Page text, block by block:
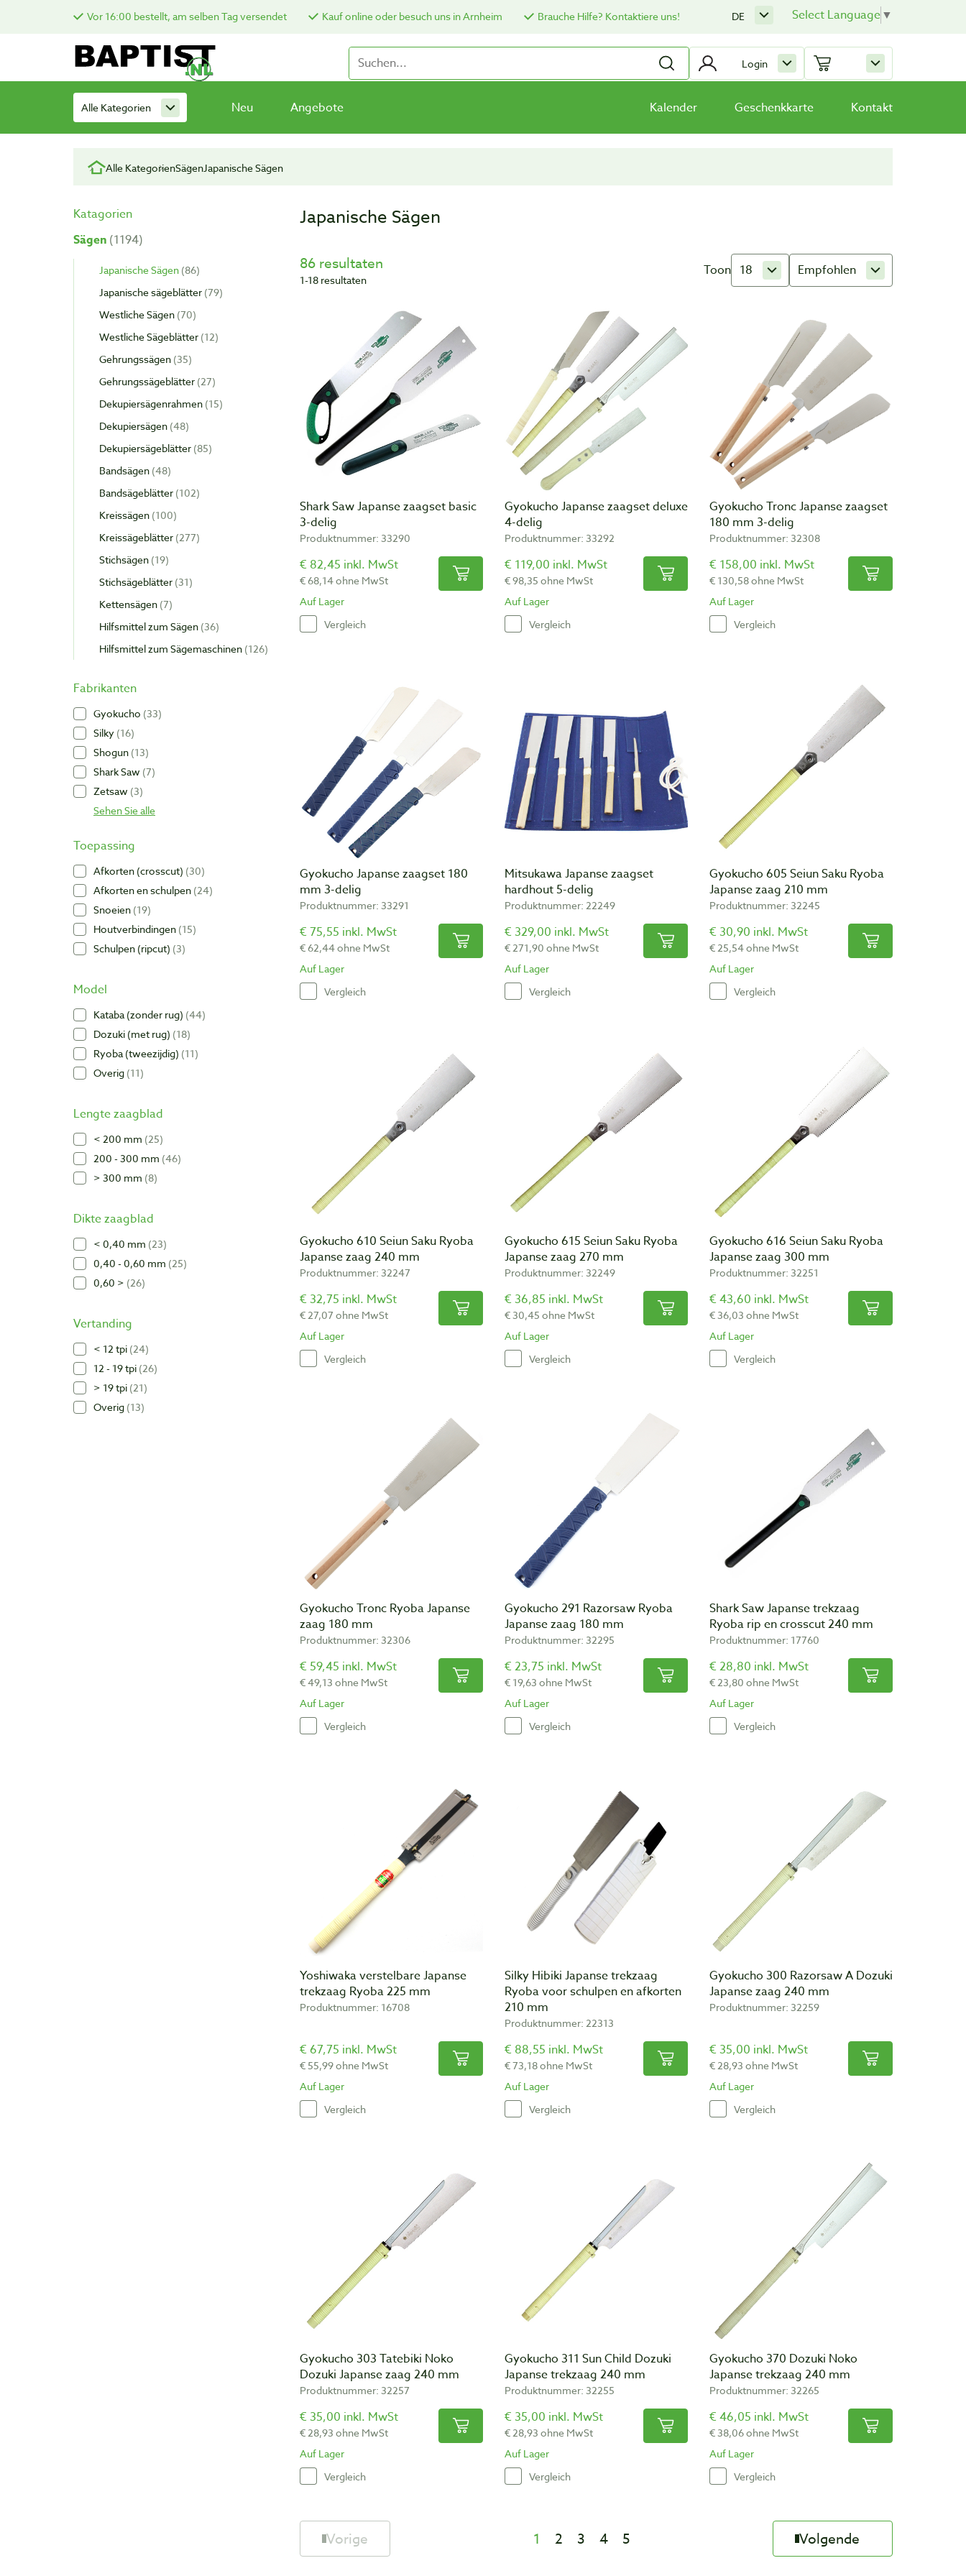
Vor 16:00 bestellt, am selben Tag versendet Kauf online oder besuch uns in Arnheim Brauche Hilfe? Kontaktiere uns! Select Language▼
DE
Login
Alle Kategorien Neu Angebote Kalender Geschenkkarte Kontakt
Alle KategorienSägenJapanische Sägen
Katagorien
Sägen 1194
Japanische Sägen 86
Japanische sägeblätter 79
Westliche Sägen 70
Westliche Sägeblätter 12
Gehrungssägen 35
Gehrungssägeblätter 27
Dekupiersägenrahmen 15
Dekupiersägen 48
Dekupiersägeblätter 85
Bandsägen 48
Bandsägeblätter 102
Kreissägen 100
Kreissägeblätter 277
Stichsägen 19
Stichsägeblätter 31
Kettensägen 7
Hilfsmittel zum Sägen 36
Hilfsmittel zum Sägemaschinen 126
Fabrikanten
Gyokucho 33
Silky 16
Shogun 13
Shark Saw 7
Zetsaw 3
Sehen Sie alle
Toepassing
Afkorten (crosscut) 30
Afkorten en schulpen 24
Snoeien 19
Houtverbindingen 15
Schulpen (ripcut) 3
Model
Kataba (zonder rug) 44
Dozuki (met rug) 18
Ryoba (tweezijdig) 11
Overig 11
Lengte zaagblad
< 200 mm 25
200 - 300 mm 46
> 300 mm 8
Dikte zaagblad
< 0,40 mm 23
0,40 - 0,60 mm 25
0,60 > 26
Vertanding
< 12 tpi 24
12 - 19 tpi 26
> 19 tpi 21
Overig 13
Japanische Sägen
86 resultaten
1-18 resultaten
Toon 18 Empfohlen
Shark Saw Japanse zaagset basic
3-delig
Produktnummer: 33290
€ 82,45 inkl. MwSt
€ 68,14 ohne MwSt
Auf Lager
Vergleich
Gyokucho Japanse zaagset deluxe
4-delig
Produktnummer: 33292
€ 119,00 inkl. MwSt
€ 98,35 ohne MwSt
Auf Lager
Vergleich
Gyokucho Tronc Japanse zaagset
180 mm 3-delig
Produktnummer: 32308
€ 158,00 inkl. MwSt
€ 130,58 ohne MwSt
Auf Lager
Vergleich
Gyokucho Japanse zaagset 180
mm 3-delig
Produktnummer: 33291
€ 75,55 inkl. MwSt
€ 62,44 ohne MwSt
Auf Lager
Vergleich
Mitsukawa Japanse zaagset
hardhout 5-delig
Produktnummer: 22249
€ 329,00 inkl. MwSt
€ 271,90 ohne MwSt
Auf Lager
Vergleich
Gyokucho 605 Seiun Saku Ryoba
Japanse zaag 210 mm
Produktnummer: 32245
€ 30,90 inkl. MwSt
€ 25,54 ohne MwSt
Auf Lager
Vergleich
Gyokucho 610 Seiun Saku Ryoba
Japanse zaag 240 mm
Produktnummer: 32247
€ 32,75 inkl. MwSt
€ 27,07 ohne MwSt
Auf Lager
Vergleich
Gyokucho 615 Seiun Saku Ryoba
Japanse zaag 270 mm
Produktnummer: 32249
€ 36,85 inkl. MwSt
€ 30,45 ohne MwSt
Auf Lager
Vergleich
Gyokucho 616 Seiun Saku Ryoba
Japanse zaag 300 mm
Produktnummer: 32251
€ 43,60 inkl. MwSt
€ 36,03 ohne MwSt
Auf Lager
Vergleich
Gyokucho Tronc Ryoba Japanse
zaag 180 mm
Produktnummer: 32306
€ 59,45 inkl. MwSt
€ 49,13 ohne MwSt
Auf Lager
Vergleich
Gyokucho 291 Razorsaw Ryoba
Japanse zaag 180 mm
Produktnummer: 32295
€ 23,75 inkl. MwSt
€ 19,63 ohne MwSt
Auf Lager
Vergleich
Shark Saw Japanse trekzaag
Ryoba rip en crosscut 240 mm
Produktnummer: 17760
€ 28,80 inkl. MwSt
€ 23,80 ohne MwSt
Auf Lager
Vergleich
Yoshiwaka verstelbare Japanse
trekzaag Ryoba 225 mm
Produktnummer: 16708
€ 67,75 inkl. MwSt
€ 55,99 ohne MwSt
Auf Lager
Vergleich
Silky Hibiki Japanse trekzaag
Ryoba voor schulpen en afkorten
210 mm
Produktnummer: 22313
€ 88,55 inkl. MwSt
€ 73,18 ohne MwSt
Auf Lager
Vergleich
Gyokucho 300 Razorsaw A Dozuki
Japanse zaag 240 mm
Produktnummer: 32259
€ 35,00 inkl. MwSt
€ 28,93 ohne MwSt
Auf Lager
Vergleich
Gyokucho 303 Tatebiki Noko
Dozuki Japanse zaag 240 mm
Produktnummer: 32257
€ 35,00 inkl. MwSt
€ 28,93 ohne MwSt
Auf Lager
Vergleich
Gyokucho 311 Sun Child Dozuki
Japanse trekzaag 240 mm
Produktnummer: 32255
€ 35,00 inkl. MwSt
€ 28,93 ohne MwSt
Auf Lager
Vergleich
Gyokucho 370 Dozuki Noko
Japanse trekzaag 240 mm
Produktnummer: 32265
€ 46,05 inkl. MwSt
€ 38,06 ohne MwSt
Auf Lager
Vergleich
Vorige 1 2 3 4 5 Volgende